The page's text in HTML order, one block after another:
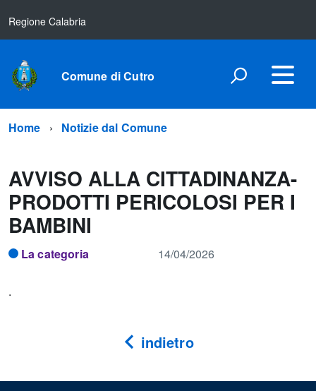
Regione Calabria
Comune di Cutro
Home Notizie dal Comune
AVVISO ALLA CITTADINANZA-
PRODOTTI PERICOLOSI PER I
BAMBINI
La categoria 14/04/2026
.
indietro